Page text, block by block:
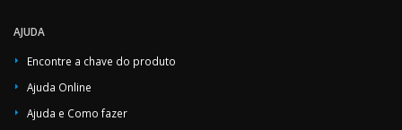
AJUDA
Encontre a chave do produto
Ajuda Online
Ajuda e Como fazer